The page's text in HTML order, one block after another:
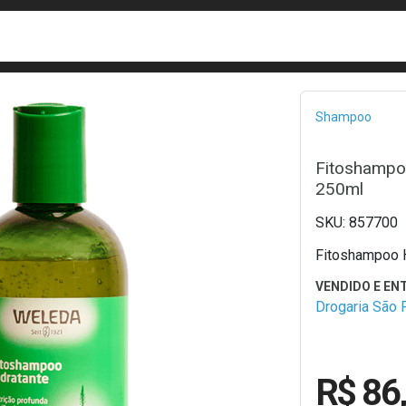
Shampoo
250ml
857700
Fitoshampoo
Drogaria São
R$